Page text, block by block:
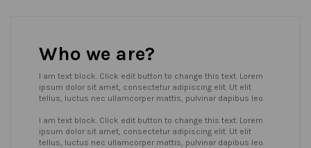
Who we are?
I am text block. Click edit button to change this text. Lorem
ipsum dolor sit amet, consectetur adipiscing elit. Ut elit
tellus, luctus nec ullamcorper mattis, pulvinar dapibus leo.
I am text block. Click edit button to change this text. Lorem
ipsum dolor sit amet, consectetur adipiscing elit. Ut elit
tellus, luctus nec ullamcorper mattis, pulvinar dapibus leo.